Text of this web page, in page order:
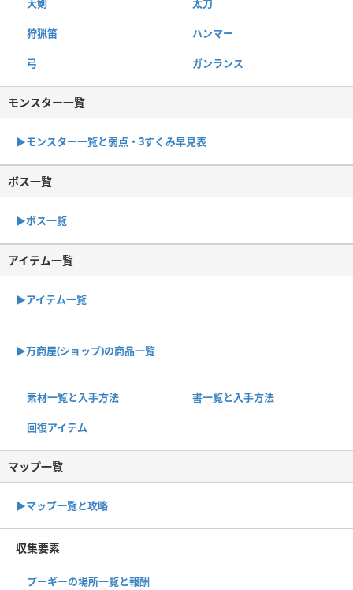
大剣 太刀
狩猟笛 ハンマー
弓 ガンランス
モンスター一覧
▶︎モンスター一覧と弱点・3すくみ早見表
ボス一覧
▶︎ボス一覧
アイテム一覧
▶アイテム一覧
▶︎万商屋(ショップ)の商品一覧
素材一覧と入手方法 書一覧と入手方法
回復アイテム
マップ一覧
▶︎マップ一覧と攻略
収集要素
プーギーの場所一覧と報酬